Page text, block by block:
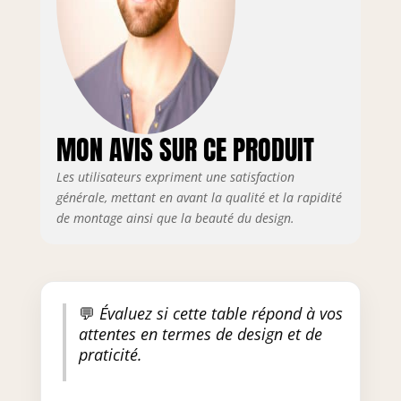
MON AVIS SUR CE PRODUIT
Les utilisateurs expriment une satisfaction
générale, mettant en avant la qualité et la rapidité
de montage ainsi que la beauté du design.
💬 Évaluez si cette table répond à vos
attentes en termes de design et de
praticité.